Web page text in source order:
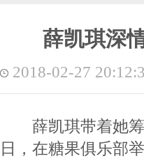
薛凯琪深
2018-02-27
薛凯琪带着她筹
日，在糖果俱乐部